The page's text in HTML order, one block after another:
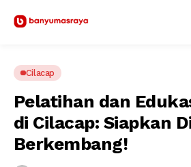
Cilacap
Pelatihan dan
di Cilacap: Siapkan
Berkembang!